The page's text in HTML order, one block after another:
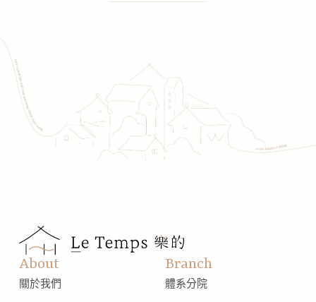
About
關於我們
Branch
體系分院